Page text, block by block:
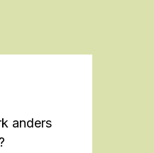
anders